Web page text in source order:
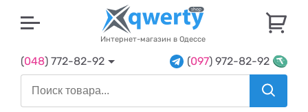
Интернет-магазин в Одессе
(048) 772-82-92 (097) 972-82-92